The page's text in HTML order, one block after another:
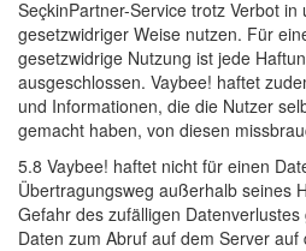
SeçkinPartner-Service trotz Verbot
gesetzwidriger Weise nutzen. Für
gesetzwidrige Nutzung ist jede
ausgeschlossen. Vaybee! haftet
und Informationen, die die Nutzer
gemacht haben, von diesen
5.8 Vaybee! haftet nicht für einen
Übertragungsweg außerhalb seines
Gefahr des zufälligen
Daten zum Abruf auf dem Server auf